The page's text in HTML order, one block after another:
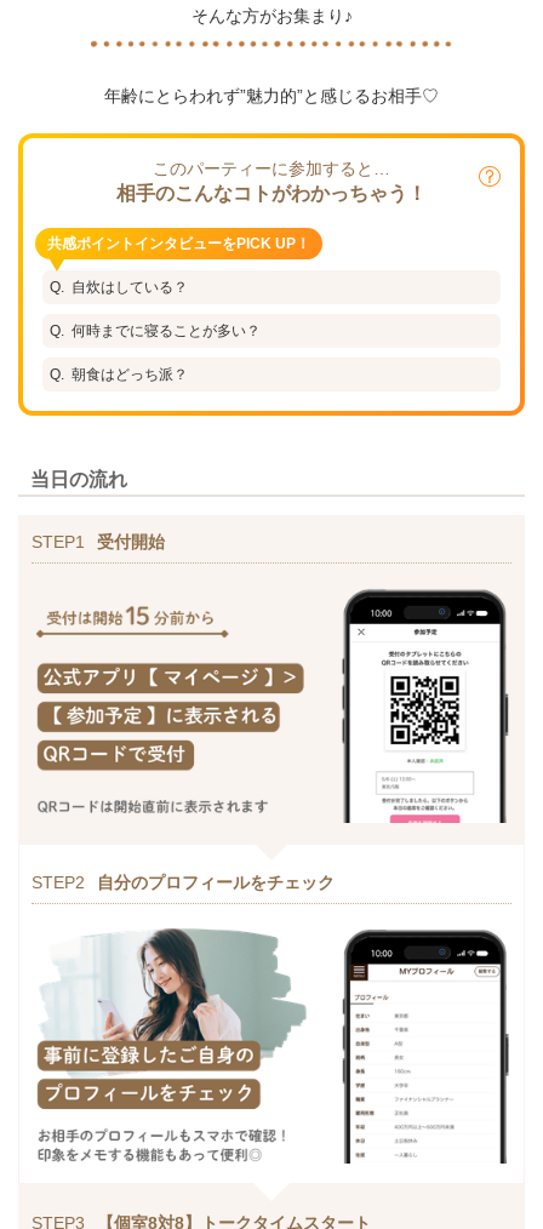
そんな方がお集まり♪
年齢にとらわれず”魅力的”と感じるお相手♡
このパーティーに参加すると…
相手のこんなコトがわかっちゃう！
共感ポイントインタビューをPICK UP！
自炊はしている？
何時までに寝ることが多い？
朝食はどっち派？
当日の流れ
STEP1 受付開始
STEP2 自分のプロフィールをチェック
STEP3 【個室8対8】トークタイムスタート